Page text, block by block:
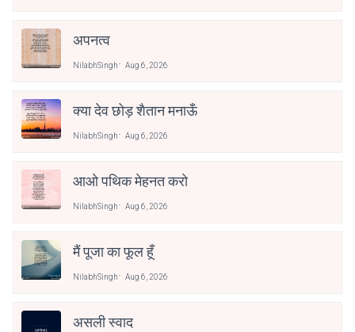
अपनत्व
NilabhSingh Aug 6, 2026
क्या देव छोड़ शैतान मनाऊँ
NilabhSingh Aug 6, 2026
आओ पथिक मेहनत करो
NilabhSingh Aug 6, 2026
मैं पूजा का फूल हूँ
NilabhSingh Aug 6, 2026
असली स्वाद